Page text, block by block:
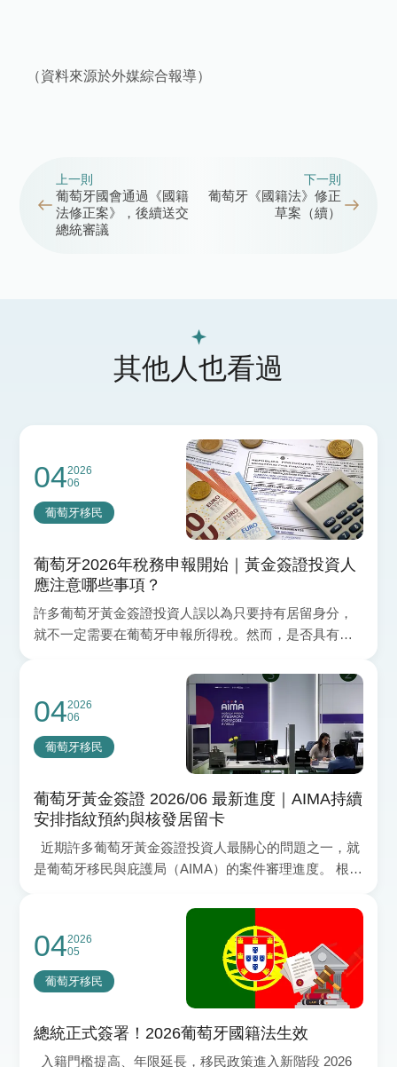
（資料來源於外媒綜合報導）
上一則
葡萄牙國會通過《國籍
法修正案》，後續送交
總統審議
下一則
葡萄牙《國籍法》修正
草案（續）
其他人也看過
042026
06
葡萄牙移民
葡萄牙2026年稅務申報開始｜黃金簽證投資人
應注意哪些事項？
許多葡萄牙黃金簽證投資人誤以為只要持有居留身分，
就不一定需要在葡萄牙申報所得稅。然而，是否具有報
情況進行判斷。目前葡萄牙2026年度 IRS（個人所得
稅）申報季已正式開始，本次申報內容為 2025年度所取
得的收入。無論您持有葡萄牙黃金簽證、永久居留身
分，或在葡萄牙擁有租金收入、投資收益或其他所得來
源，都應了解相關申報規定及重要時程，以避免產生不
042026
06
葡萄牙移民
葡萄牙黃金簽證 2026/06 最新進度｜AIMA持續
安排指紋預約與核發居留卡
近期許多葡萄牙黃金簽證投資人最關心的問題之一，就
是葡萄牙移民與庇護局（AIMA）的案件審理進度。 根據
042026
05
葡萄牙移民
總統正式簽署！2026葡萄牙國籍法生效
入籍門檻提高、年限延長，移民政策進入新階段 2026